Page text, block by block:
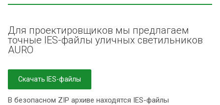
Для проектировщиков мы предлагаем
точные IES-файлы уличных светильников
AURO
Скачать IES-файлы
В безопасном ZIP архиве находятся IES-файлы